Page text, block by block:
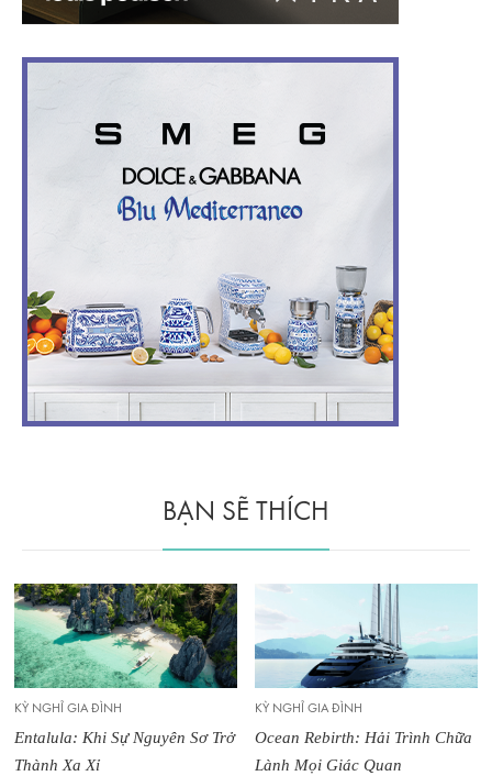
BẠN SẼ THÍCH
KỲ NGHỈ GIA ĐÌNH
Ocean Rebirth: Hải Trình Chữa
Lành Mọi Giác Quan
TRẢI NGHIỆM ẨM THỰC
Top Chef Việt Nam 2026: Nơi
Những Biểu Tượng Ẩm Thực